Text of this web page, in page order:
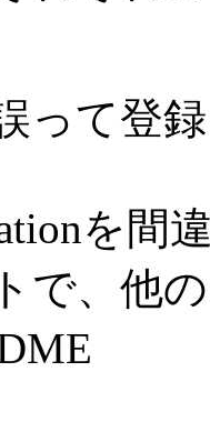
って登
を間
で、他